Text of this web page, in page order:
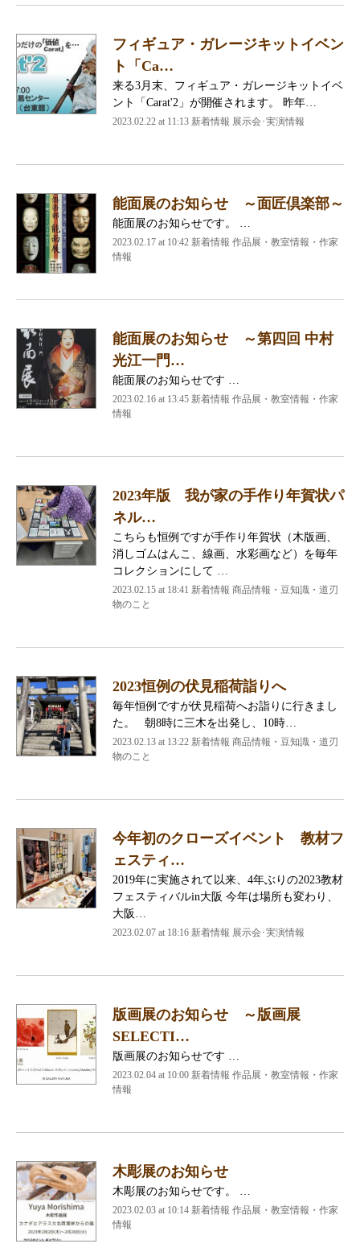
フィギュア・ガレージキットイベン
ト「Ca…
来る3月末、フィギュア・ガレージキットイベ
ント「Carat'2」が開催されます。 昨年…
2023.02.22 at 11:13 新着情報 展示会･実演情報
能面展のお知らせ ～面匠倶楽部～
能面展のお知らせです。 …
2023.02.17 at 10:42 新着情報 作品展・教室情報・作家
情報
能面展のお知らせ ～第四回 中村
光江一門…
能面展のお知らせです …
2023.02.16 at 13:45 新着情報 作品展・教室情報・作家
情報
2023年版 我が家の手作り年賀状パ
ネル…
こちらも恒例ですが手作り年賀状（木版画、
消しゴムはんこ、線画、水彩画など）を毎年
コレクションにして …
2023.02.15 at 18:41 新着情報 商品情報・豆知識・道刃
物のこと
2023恒例の伏見稲荷詣りへ
毎年恒例ですが伏見稲荷へお詣りに行きまし
た。 朝8時に三木を出発し、10時…
2023.02.13 at 13:22 新着情報 商品情報・豆知識・道刃
物のこと
今年初のクローズイベント 教材フ
ェスティ…
2019年に実施されて以来、4年ぶりの2023教材
フェスティバルin大阪 今年は場所も変わり、
大阪…
2023.02.07 at 18:16 新着情報 展示会･実演情報
版画展のお知らせ ～版画展
SELECTI…
版画展のお知らせです …
2023.02.04 at 10:00 新着情報 作品展・教室情報・作家
情報
木彫展のお知らせ
木彫展のお知らせです。 …
2023.02.03 at 10:14 新着情報 作品展・教室情報・作家
情報